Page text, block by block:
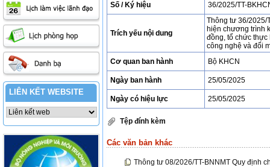
LIÊN KẾT WEBSITE
Số / Ký hiệu 36/2025/TT-
Trích yếu nội dung
Thông tư 36/2025/
hiện chương trình
đồng, tổ chức
công nghệ và đổi
Cơ quan ban hành
Bộ KHCN
Ngày ban hành 25/05/2025
Ngày có hiệu lực 25/05/2025
Tệp đính kèm
Các văn bản khác
Thông tư 08/2026/TT-BNNMT Quy định